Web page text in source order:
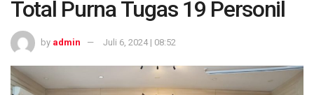
Total Purna Tugas 19 Personil
by admin Juli 6, 2024 | 08:52